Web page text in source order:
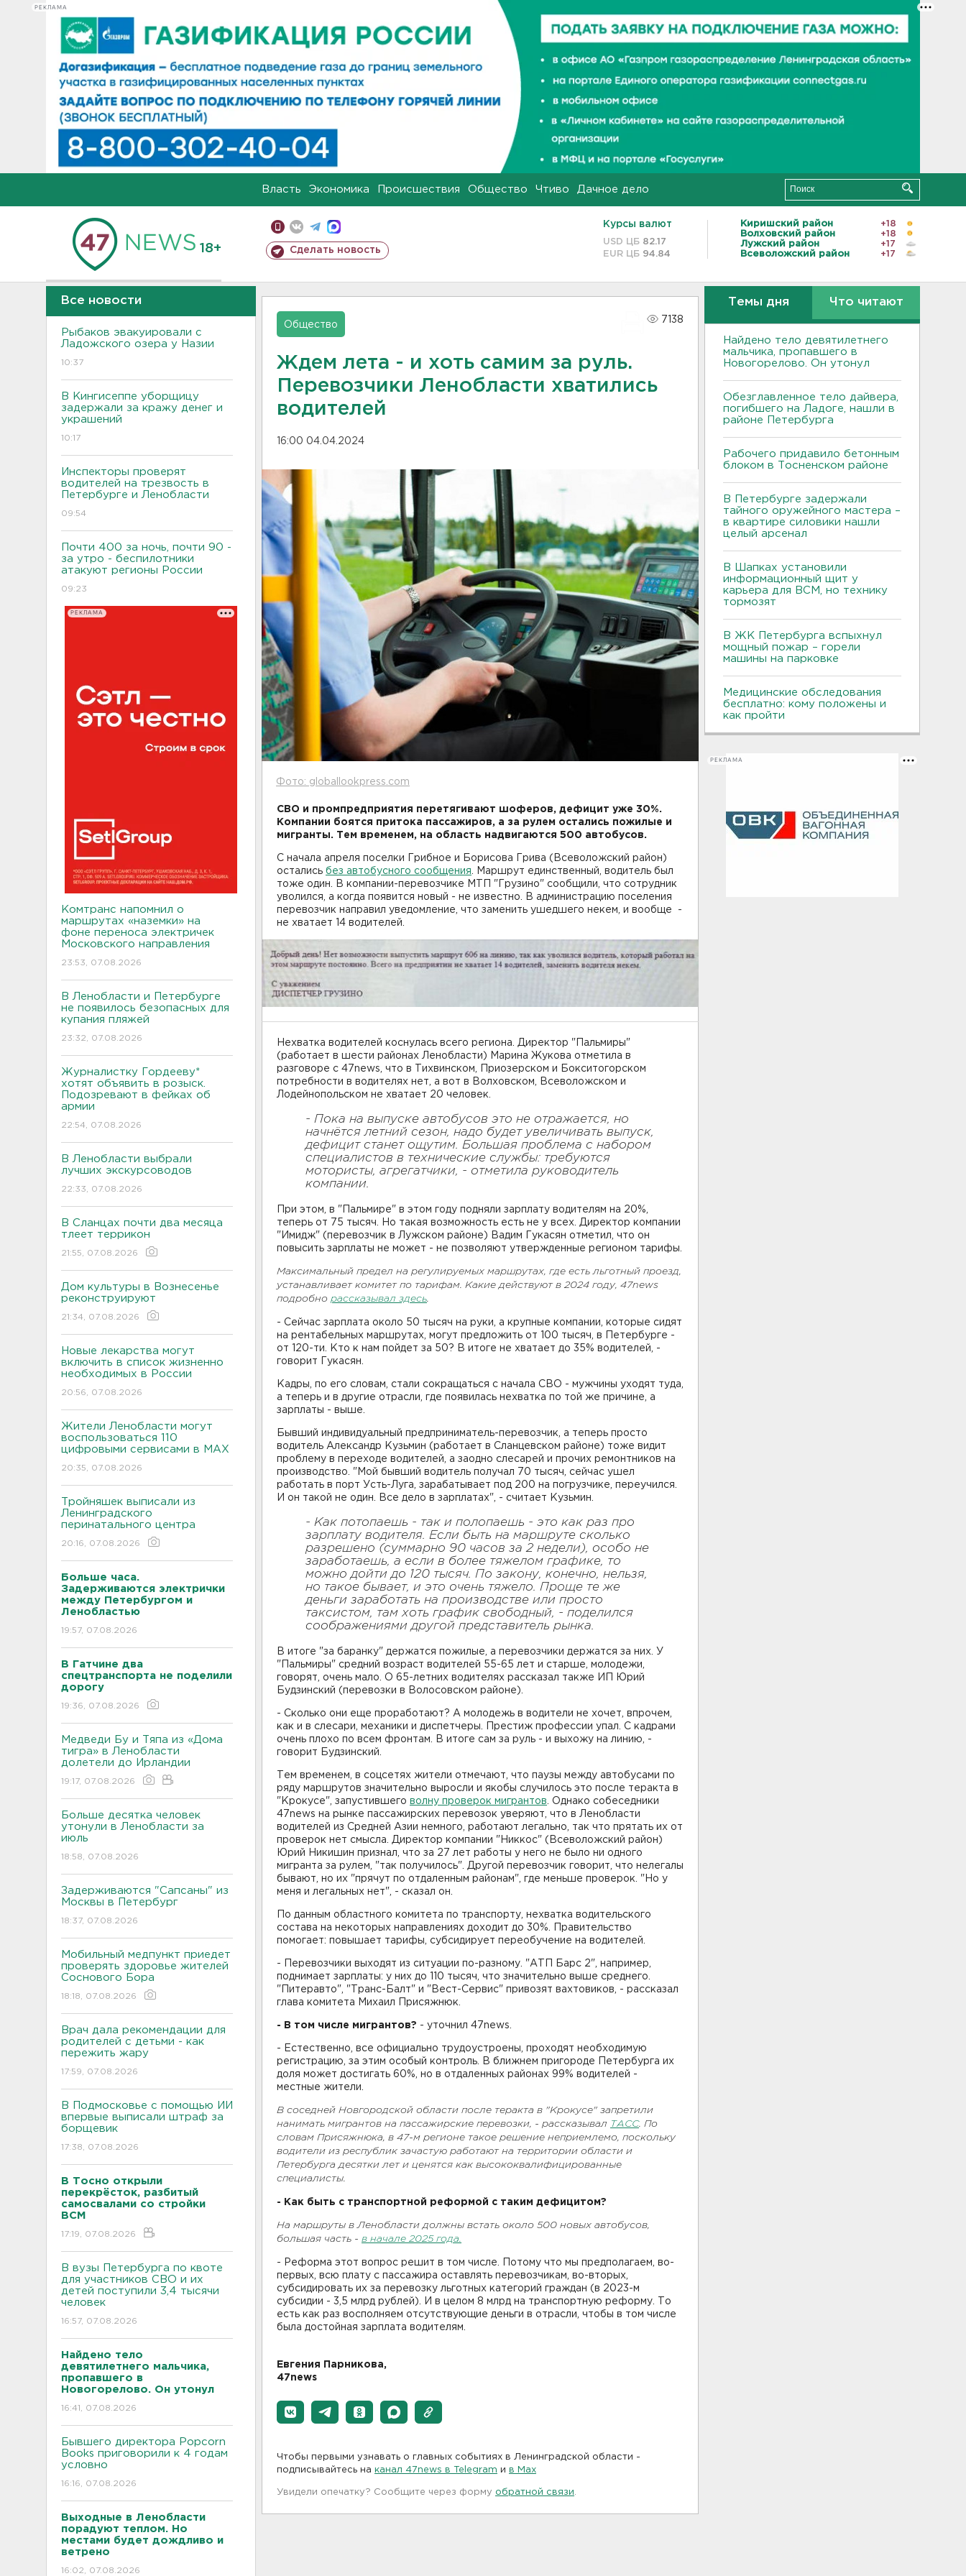
РЕКЛАМА
Власть Экономика Происшествия Общество Чтиво Дачное дело
18+ Сделать новость
Курсы валют
USD ЦБ 82.17
EUR ЦБ 94.84
Киришский район
+18
Волховский район
+18
Лужский район
+17
Всеволожский район
+17
Все новости
Рыбаков эвакуировали с
Ладожского озера у Назии
10:37
В Кингисеппе уборщицу
задержали за кражу денег и
украшений
10:17
Инспекторы проверят
водителей на трезвость в
Петербурге и Ленобласти
09:54
Почти 400 за ночь, почти 90 -
за утро - беспилотники
атакуют регионы России
09:23
РЕКЛАМА
Комтранс напомнил о
маршрутах «наземки» на
фоне переноса электричек
Московского направления
23:53, 07.08.2026
В Ленобласти и Петербурге
не появилось безопасных для
купания пляжей
23:32, 07.08.2026
Журналистку Гордееву*
хотят объявить в розыск.
Подозревают в фейках об
армии
22:54, 07.08.2026
В Ленобласти выбрали
лучших экскурсоводов
22:33, 07.08.2026
В Сланцах почти два месяца
тлеет террикон
21:55, 07.08.2026
Дом культуры в Вознесенье
реконструируют
21:34, 07.08.2026
Новые лекарства могут
включить в список жизненно
необходимых в России
20:56, 07.08.2026
Жители Ленобласти могут
воспользоваться 110
цифровыми сервисами в МАХ
20:35, 07.08.2026
Тройняшек выписали из
Ленинградского
перинатального центра
20:16, 07.08.2026
Больше часа.
Задерживаются электрички
между Петербургом и
Ленобластью
19:57, 07.08.2026
В Гатчине два
спецтранспорта не поделили
дорогу
19:36, 07.08.2026
Медведи Бу и Тяпа из «Дома
тигра» в Ленобласти
долетели до Ирландии
19:17, 07.08.2026
Больше десятка человек
утонули в Ленобласти за
июль
18:58, 07.08.2026
Задерживаются "Сапсаны" из
Москвы в Петербург
18:37, 07.08.2026
Мобильный медпункт приедет
проверять здоровье жителей
Соснового Бора
18:18, 07.08.2026
Врач дала рекомендации для
родителей с детьми - как
пережить жару
17:59, 07.08.2026
В Подмосковье с помощью ИИ
впервые выписали штраф за
борщевик
17:38, 07.08.2026
В Тосно открыли
перекрёсток, разбитый
самосвалами со стройки
ВСМ
17:19, 07.08.2026
В вузы Петербурга по квоте
для участников СВО и их
детей поступили 3,4 тысячи
человек
16:57, 07.08.2026
Найдено тело
девятилетнего мальчика,
пропавшего в
Новогорелово. Он утонул
16:41, 07.08.2026
Бывшего директора Popcorn
Books приговорили к 4 годам
условно
16:16, 07.08.2026
Выходные в Ленобласти
порадуют теплом. Но
местами будет дождливо и
ветрено
16:02, 07.08.2026
Общество
7138
Ждем лета - и хоть самим за руль.
Перевозчики Ленобласти хватились
водителей
16:00 04.04.2024
Фото: globallookpress.com
СВО и промпредприятия перетягивают шоферов, дефицит уже 30%.
Компании боятся притока пассажиров, а за рулем остались пожилые и
мигранты. Тем временем, на область надвигаются 500 автобусов.
С начала апреля поселки Грибное и Борисова Грива (Всеволожский район)
остались без автобусного сообщения . Маршрут единственный, водитель был
тоже один. В компании-перевозчике МТП "Грузино" сообщили, что сотрудник
уволился, а когда появится новый - не известно. В администрацию поселения
перевозчик направил уведомление, что заменить ушедшего некем, и вообще -
не хватает 14 водителей.
Нехватка водителей коснулась всего региона. Директор "Пальмиры"
(работает в шести районах Ленобласти) Марина Жукова отметила в
разговоре с 47news, что в Тихвинском, Приозерском и Бокситогорском
потребности в водителях нет, а вот в Волховском, Всеволожском и
Лодейнопольском не хватает 20 человек.
- Пока на выпуске автобусов это не отражается, но
начнётся летний сезон, надо будет увеличивать выпуск,
дефицит станет ощутим. Большая проблема с набором
специалистов в технические службы: требуются
мотористы, агрегатчики, - отметила руководитель
компании.
При этом, в "Пальмире" в этом году подняли зарплату водителям на 20%,
теперь от 75 тысяч. Но такая возможность есть не у всех. Директор компании
"Имидж" (перевозчик в Лужском районе) Вадим Гукасян отметил, что он
повысить зарплаты не может - не позволяют утвержденные регионом тарифы.
Максимальный предел на регулируемых маршрутах, где есть льготный проезд,
устанавливает комитет по тарифам. Какие действуют в 2024 году, 47news
подробно рассказывал здесь.
- Сейчас зарплата около 50 тысяч на руки, а крупные компании, которые сидят
на рентабельных маршрутах, могут предложить от 100 тысяч, в Петербурге -
от 120-ти. Кто к нам пойдет за 50? В итоге не хватает до 35% водителей, -
говорит Гукасян.
Кадры, по его словам, стали сокращаться с начала СВО - мужчины уходят туда,
а теперь и в другие отрасли, где появилась нехватка по той же причине, а
зарплаты - выше.
Бывший индивидуальный предприниматель-перевозчик, а теперь просто
водитель Александр Кузьмин (работает в Сланцевском районе) тоже видит
проблему в переходе водителей, а заодно слесарей и прочих ремонтников на
производство. "Мой бывший водитель получал 70 тысяч, сейчас ушел
работать в порт Усть-Луга, зарабатывает под 200 на погрузчике, переучился.
И он такой не один. Все дело в зарплатах", - считает Кузьмин.
- Как потопаешь - так и полопаешь - это как раз про
зарплату водителя. Если быть на маршруте сколько
разрешено (суммарно 90 часов за 2 недели), особо не
заработаешь, а если в более тяжелом графике, то
можно дойти до 120 тысяч. По закону, конечно, нельзя,
но такое бывает, и это очень тяжело. Проще те же
деньги заработать на производстве или просто
таксистом, там хоть график свободный, - поделился
соображениями другой представитель рынка.
В итоге "за баранку" держатся пожилые, а перевозчики держатся за них. У
"Пальмиры" средний возраст водителей 55-65 лет и старше, молодежи,
говорят, очень мало. О 65-летних водителях рассказал также ИП Юрий
Будзинский (перевозки в Волосовском районе).
- Сколько они еще проработают? А молодежь в водители не хочет, впрочем,
как и в слесари, механики и диспетчеры. Престиж профессии упал. С кадрами
очень плохо по всем фронтам. В итоге сам за руль - и выхожу на линию, -
говорит Будзинский.
Тем временем, в соцсетях жители отмечают, что паузы между автобусами по
ряду маршрутов значительно выросли и якобы случилось это после теракта в
"Крокусе", запустившего волну проверок мигрантов . Однако собеседники
47news на рынке пассажирских перевозок уверяют, что в Ленобласти
водителей из Средней Азии немного, работают легально, так что прятать их от
проверок нет смысла. Директор компании "Никкос" (Всеволожский район)
Юрий Никишин признал, что за 27 лет работы у него не было ни одного
мигранта за рулем, "так получилось". Другой перевозчик говорит, что нелегалы
бывают, но их "прячут по отдаленным районам", где меньше проверок. "Но у
меня и легальных нет", - сказал он.
По данным областного комитета по транспорту, нехватка водительского
состава на некоторых направлениях доходит до 30%. Правительство
помогает: повышает тарифы, субсидирует переобучение на водителей.
- Перевозчики выходят из ситуации по-разному. "АТП Барс 2", например,
поднимает зарплаты: у них до 110 тысяч, что значительно выше среднего.
"Питеравто", "Транс-Балт" и "Вест-Сервис" привозят вахтовиков, - рассказал
глава комитета Михаил Присяжнюк.
- В том числе мигрантов? - уточнил 47news.
- Естественно, все официально трудоустроены, проходят необходимую
регистрацию, за этим особый контроль. В ближнем пригороде Петербурга их
доля может достигать 60%, но в отдаленных районах 99% водителей -
местные жители.
В соседней Новгородской области после теракта в "Крокусе" запретили
нанимать мигрантов на пассажирские перевозки, - рассказывал
ТАСС. По
словам Присяжнюка, в 47-м регионе такое решение неприемлемо, поскольку
водители из республик зачастую работают на территории области и
Петербурга десятки лет и ценятся как высококвалифицированные
специалисты.
- Как быть с транспортной реформой с таким дефицитом?
На маршруты в Ленобласти должны встать около 500 новых автобусов,
большая часть - в начале 2025 года.
- Реформа этот вопрос решит в том числе. Потому что мы предполагаем, во-
первых, всю плату с пассажира оставлять перевозчикам, во-вторых,
субсидировать их за перевозку льготных категорий граждан (в 2023-м
субсидии - 3,5 млрд рублей). И в целом 8 млрд на транспортную реформу. То
есть как раз восполняем отсутствующие деньги в отрасли, чтобы в том числе
была достойная зарплата водителям.
Евгения Парникова,
47news
Чтобы первыми узнавать о главных событиях в Ленинградской области -
подписывайтесь на канал 47news в Telegram и в Maх
Увидели опечатку? Сообщите через форму обратной связи
Темы дня Что читают
Найдено тело девятилетнего
мальчика, пропавшего в
Новогорелово. Он утонул
Обезглавленное тело дайвера,
погибшего на Ладоге, нашли в
районе Петербурга
Рабочего придавило бетонным
блоком в Тосненском районе
В Петербурге задержали
тайного оружейного мастера –
в квартире силовики нашли
целый арсенал
В Шапках установили
информационный щит у
карьера для ВСМ, но технику
тормозят
В ЖК Петербурга вспыхнул
мощный пожар – горели
машины на парковке
Медицинские обследования
бесплатно: кому положены и
как пройти
РЕКЛАМА